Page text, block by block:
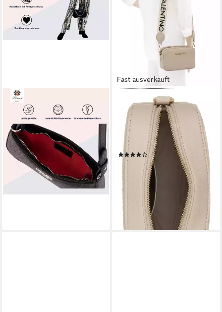
PRINCELY LONDON
Schultertasche Nelly -
Elegante kleine Tasche mit
Reißverschluss
39,99 €
74,90 €
-47%
lieferbar - in 6-7 Werktagen bei dir
Fast ausverkauft
VALENTINO BAGS
Mini Bag PANSY, Damen
Schultertasche, Handtasche,
Umhängetasche mit
Logoprägung
(5)
81,60 € UVP 105,00 €
-22%
lieferbar - in 1-2 Werktagen bei dir